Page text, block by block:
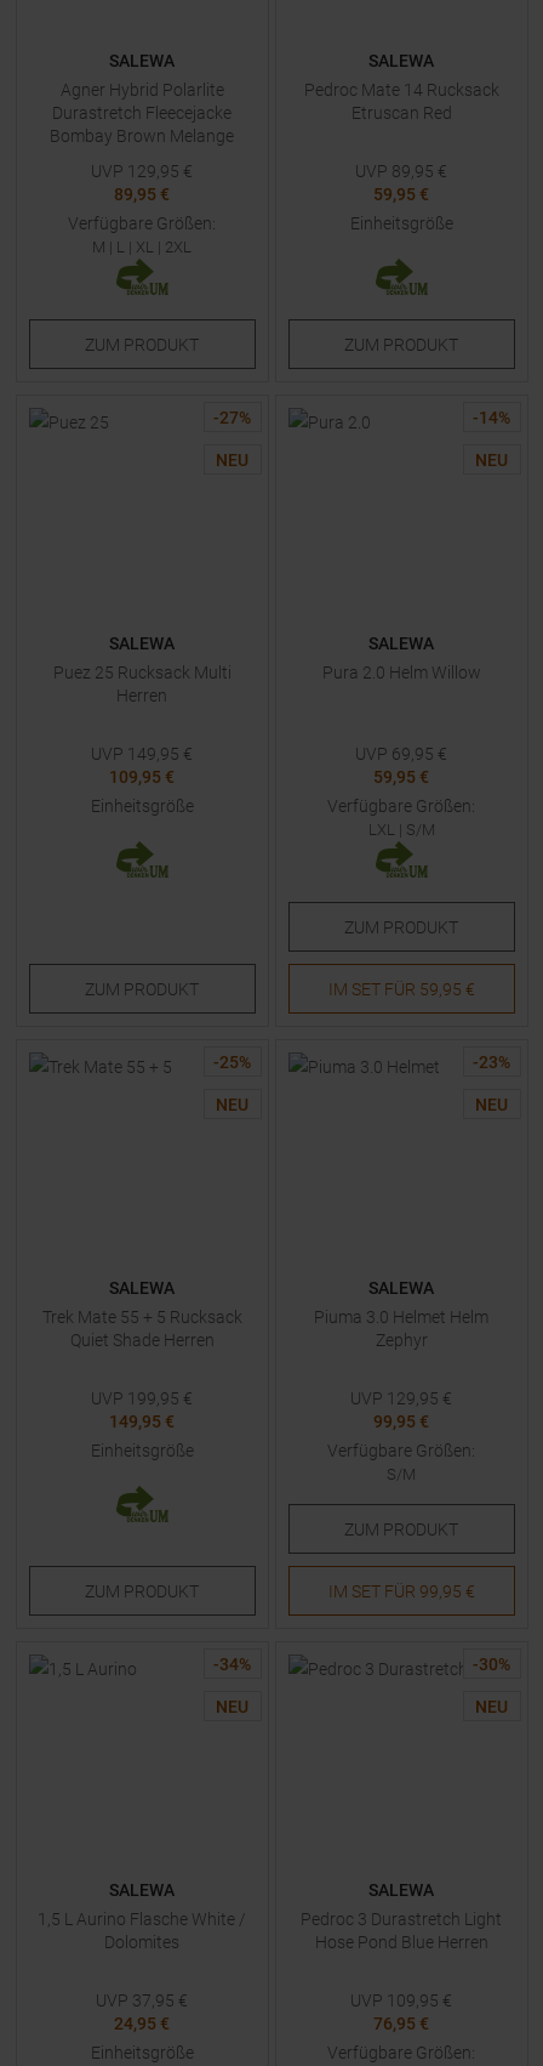
SALEWA
Agner Hybrid Polarlite
Durastretch Fleecejacke
Bombay Brown Melange
UVP 129,95 €
89,95 €
Verfügbare Größen:
M | L | XL | 2XL
ZUM PRODUKT
SALEWA
Pedroc Mate 14 Rucksack
Etruscan Red
UVP 89,95 €
59,95 €
Einheitsgröße
ZUM PRODUKT
-27%
NEU
SALEWA
Puez 25 Rucksack Multi
Herren
UVP 149,95 €
109,95 €
Einheitsgröße
ZUM PRODUKT
-14%
NEU
SALEWA
Pura 2.0 Helm Willow
UVP 69,95 €
59,95 €
Verfügbare Größen:
LXL | S/M
ZUM PRODUKT
IM SET FÜR 59,95 €
-25%
NEU
SALEWA
Trek Mate 55 + 5 Rucksack
Quiet Shade Herren
UVP 199,95 €
149,95 €
Einheitsgröße
ZUM PRODUKT
-23%
NEU
SALEWA
Piuma 3.0 Helmet Helm
Zephyr
UVP 129,95 €
99,95 €
Verfügbare Größen:
S/M
ZUM PRODUKT
IM SET FÜR 99,95 €
-34%
NEU
SALEWA
1,5 L Aurino Flasche White /
Dolomites
UVP 37,95 €
24,95 €
Einheitsgröße
-30%
NEU
SALEWA
Pedroc 3 Durastretch Light
Hose Pond Blue Herren
UVP 109,95 €
76,95 €
Verfügbare Größen: